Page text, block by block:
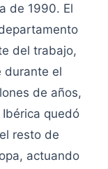
de 1990. El
del trabajo,
durante el
de años,
quedó
resto de
actuando